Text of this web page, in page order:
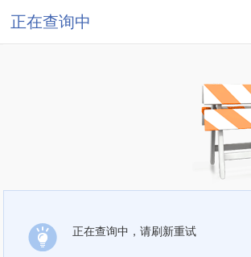
正在查询中
正在查询中，请刷新重试